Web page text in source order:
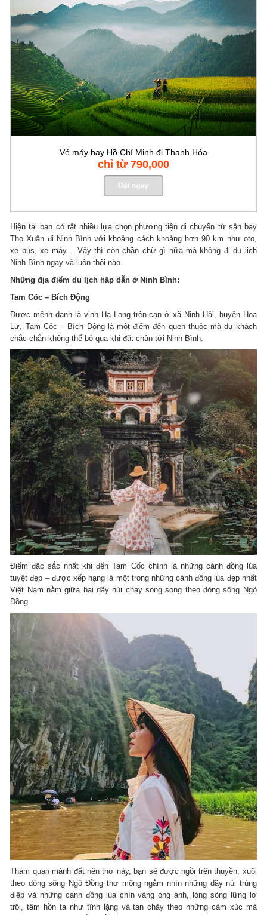
Vé máy bay Hồ Chí Minh đi Thanh Hóa
chỉ từ 790,000
Hiện tại bạn có rất nhiều lựa chọn phương tiện di chuyển từ sân bay
Thọ Xuân đi Ninh Bình với khoảng cách khoảng hơn 90 km như oto,
xe bus, xe máy… Vậy thì còn chần chừ gì nữa mà không đi du lịch
Ninh Bình ngay và luôn thôi nào.
Những địa điểm du lịch hấp dẫn ở Ninh Bình:
Tam Cốc – Bích Động
Được mệnh danh là vịnh Hạ Long trên cạn ở xã Ninh Hải, huyện Hoa
Lư, Tam Cốc – Bích Động là một điểm đến quen thuộc mà du khách
chắc chắn không thể bỏ qua khi đặt chân tới Ninh Bình.
Điểm đặc sắc nhất khi đến Tam Cốc chính là những cánh đồng lúa
tuyệt đẹp – được xếp hạng là một trong những cánh đồng lúa đẹp nhất
Việt Nam nằm giữa hai dãy núi chạy song song theo dòng sông Ngô
Đồng.
Tham quan mảnh đất nên thơ này, bạn sẽ được ngồi trên thuyền, xuôi
theo dòng sông Ngô Đồng thơ mộng ngắm nhìn những dãy núi trùng
điệp và những cánh đồng lúa chín vàng óng ánh, lòng sông lững lơ
trôi, tâm hồn ta như tĩnh lặng và tan chảy theo những cảm xúc mà